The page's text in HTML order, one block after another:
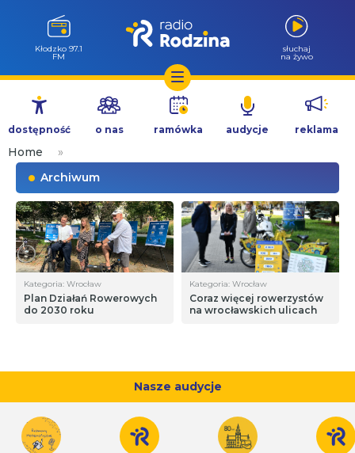
Przejdź
treści
Kłodzko 97.1
FM
słuchaj
na żywo
dostępność o nas ramówka audycje reklama
Home
»
Archiwum
Kategoria: Wrocław
Plan Działań Rowerowych
do 2030 roku
Kategoria: Wrocław
Coraz więcej rowerzystów
na wrocławskich ulicach
Nasze audycje